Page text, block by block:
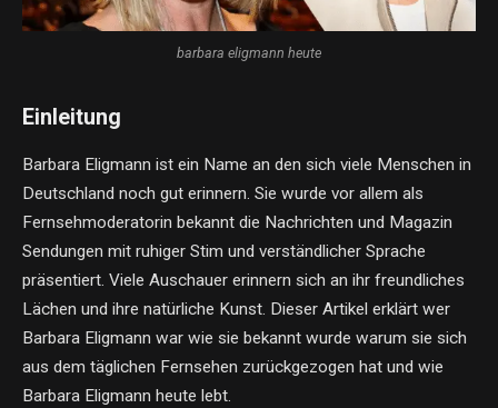
barbara eligmann heute
Einleitung
Barbara Eligmann ist ein Name an den sich viele Menschen in
Deutschland noch gut erinnern. Sie wurde vor allem als
Fernsehmoderatorin bekannt die Nachrichten und Magazin
Sendungen mit ruhiger Stim und verständlicher Sprache
präsentiert. Viele Auschauer erinnern sich an ihr freundliches
Lächen und ihre natürliche Kunst. Dieser Artikel erklärt wer
Barbara Eligmann war wie sie bekannt wurde warum sie sich
aus dem täglichen Fernsehen zurückgezogen hat und wie
Barbara Eligmann heute lebt.